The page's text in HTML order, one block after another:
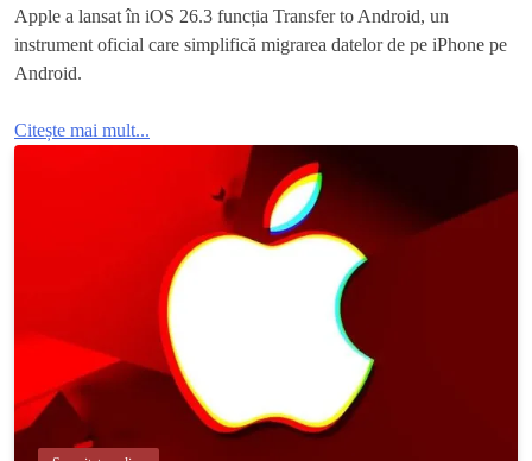
Apple a lansat în iOS 26.3 funcția Transfer to Android, un
instrument oficial care simplifică migrarea datelor de pe iPhone pe
Android.
Citește mai mult...